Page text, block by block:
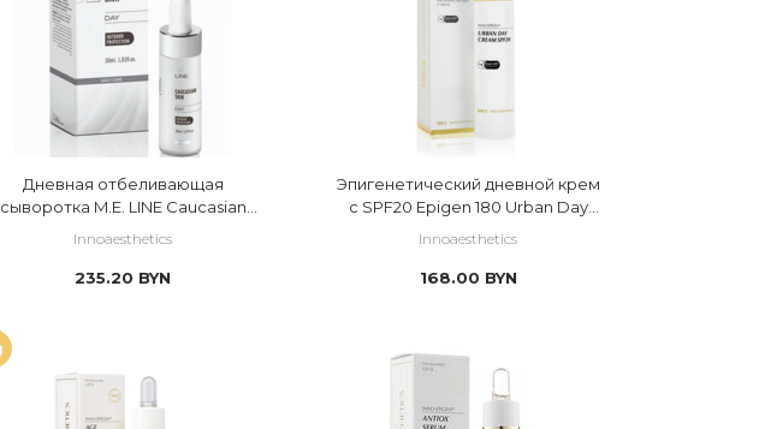
Дневная отбеливающая
сыворотка M.E. LINE Caucasian
Innoaesthetics
235.20 BYN
Эпигенетический дневной крем
с SPF20 Epigen 180 Urban Day
Innoaesthetics
168.00 BYN